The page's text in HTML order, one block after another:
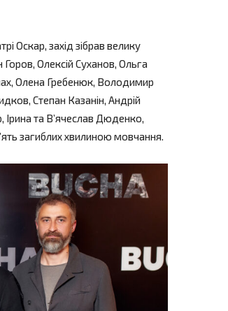
Оскар, захід зібрав велику
Олексій Суханов, Ольга
Олена Гребенюк, Володимир
Степан Казанін, Андрій
та В’ячеслав Дюденко,
загиблих хвилиною мовчання.